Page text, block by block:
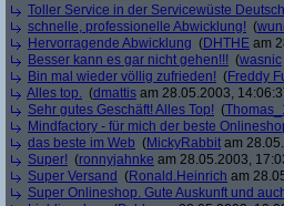
Toller Service in der Servicewüste
schnelle, professionelle Abwicklung! (
Hervorragende Abwicklung (DHTHE am
Besser kann es gar nicht gehen!!! (wasnic
Bin mal wieder völlig zufrieden! (Freddy
Alles top. (dmattis am 28.05.2003,
Sehr gutes Geschäft! Alles Top! (
Mindfactory - für mich der beste
das beste im Web (MickyRabbit am
Super! (ronnyjahnke am 28.05.2003,
Super Versand (Ronald.Heinrich am
Super Onlineshop. Gute Auskunft und